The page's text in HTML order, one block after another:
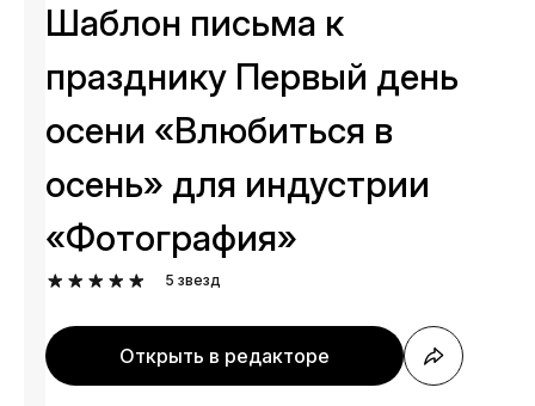
Шаблон письма к
празднику Первый день
осени «Влюбиться в
осень» для индустрии
«Фотография»
5 звезд
Открыть в редакторе